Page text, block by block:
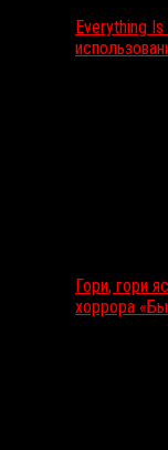
Everything
Гори, гори
хоррора